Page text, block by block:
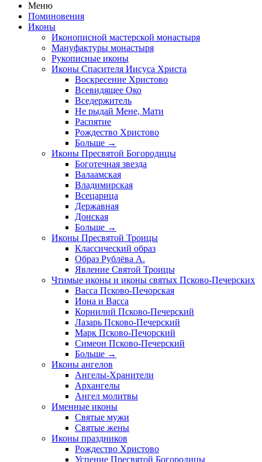
Меню
Поминовения
Иконы
Иконописной мастерской монастыря
Мануфактуры монастыря
Рукописные иконы
Иконы Спасителя Иисуса Христа
Воскресение Христово
Всевидящее Око
Вседержитель
Не рыдай Мене, Мати
Распятие
Рождество Христово
Больше →
Иконы Пресвятой Богородицы
Боготечная звезда
Валаамская
Владимирская
Всецарица
Державная
Донская
Больше →
Иконы Пресвятой Троицы
Классический образ
Образ Рублёва А.
Явление Святой Троицы
Чтимые иконы и иконы святых Псково-Печерских
Васса Псково-Печорская
Иона и Васса
Корнилий Псково-Печерский
Лазарь Псково-Печерский
Марк Псково-Печорский
Симеон Псково-Печерский
Больше →
Иконы ангелов
Ангелы-Хранители
Архангелы
Ангел молитвы
Именные иконы
Святые мужи
Святые жены
Иконы праздников
Рождество Христово
Успение Пресвятой Богородицы